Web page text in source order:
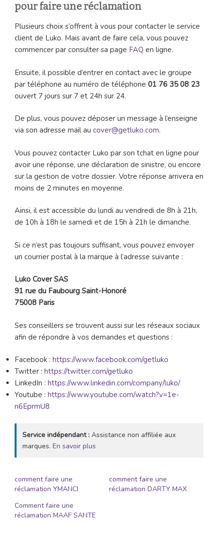
pour faire une réclamation
Plusieurs choix s’offrent à vous pour contacter le service
client de Luko. Mais avant de faire cela, vous pouvez
commencer par consulter sa page FAQ en ligne.
Ensuite, il possible d’entrer en contact avec le groupe
par téléphone au numéro de téléphone 01 76 35 08 23
ouvert 7 jours sur 7 et 24h sur 24.
De plus, vous pouvez déposer un message à l’enseigne
via son adresse mail au cover@getluko.com.
Vous pouvez contacter Luko par son tchat en ligne pour
avoir une réponse, une déclaration de sinistre, ou encore
sur la gestion de votre dossier. Votre réponse arrivera en
moins de 2 minutes en moyenne.
Ainsi, il est accessible du lundi au vendredi de 8h à 21h,
de 10h à 18h le samedi et de 15h à 21h le dimanche.
Si ce n’est pas toujours suffisant, vous pouvez envoyer
un courrier postal à la marque à l’adresse suivante :
Luko Cover SAS
91 rue du Faubourg Saint-Honoré
75008 Paris
Ses conseillers se trouvent aussi sur les réseaux sociaux
afin de répondre à vos demandes et questions :
Facebook : https://www.facebook.com/getluko
Twitter : https://twitter.com/getluko
LinkedIn : https://www.linkedin.com/company/luko/
Youtube : https://www.youtube.com/watch?v=1e-
n6EprmU8
Service indépendant : Assistance non affiliée aux
marques. En savoir plus
comment faire une
réclamation YMANCI
comment faire une
réclamation DARTY MAX
Comment faire une
réclamation MAAF SANTE